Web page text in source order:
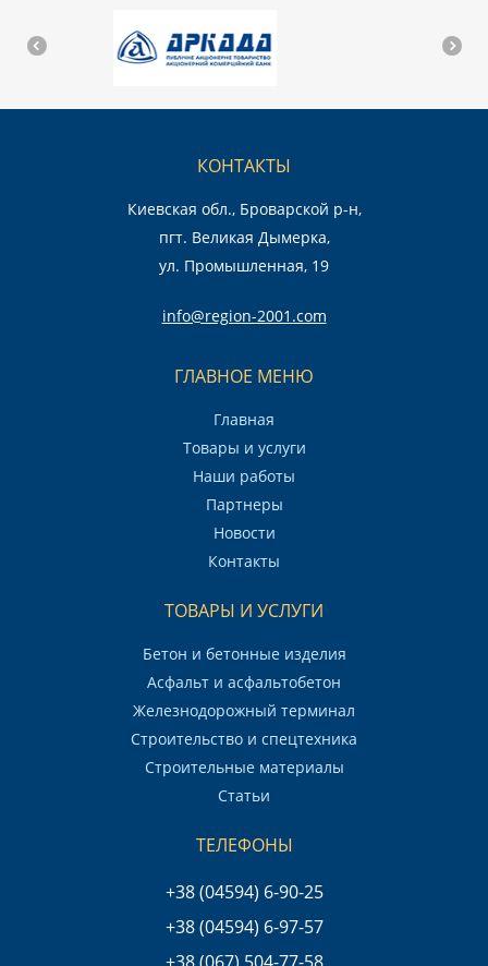
КОНТАКТЫ
Киевская обл., Броварской р-н,
пгт. Великая Дымерка,
ул. Промышленная, 19
info@region-2001.com
ГЛАВНОЕ МЕНЮ
Главная
Товары и услуги
Наши работы
Партнеры
Новости
Контакты
ТОВАРЫ И УСЛУГИ
Бетон и бетонные изделия
Асфальт и асфальтобетон
Железнодорожный терминал
Строительство и спецтехника
Строительные материалы
Статьи
ТЕЛЕФОНЫ
+38 (04594) 6-90-25
+38 (04594) 6-97-57